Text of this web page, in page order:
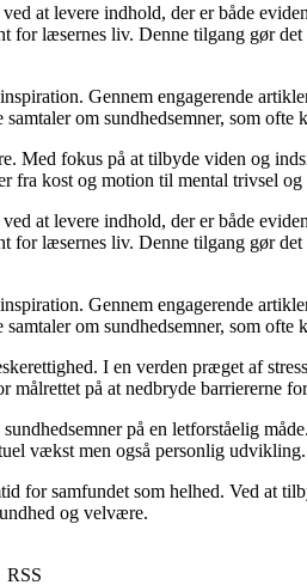
levere indhold, der er både
for læsernes liv. Denne tilgang gør
Gennem engagerende
om sundhedsemner, som
Med fokus på at tilbyde viden og
fra kost og motion til mental trivsel
levere indhold, der er både
for læsernes liv. Denne tilgang gør
Gennem engagerende
om sundhedsemner, som
I en verden præget af
målrettet på at nedbryde barriererne
på en letforståelig
vækst men også personlig udvikling.
for samfundet som helhed. Ved at
og velvære.
RSS